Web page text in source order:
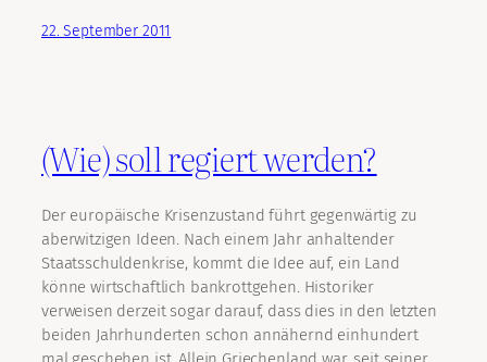
22. September 2011
(Wie) soll regiert werden?
Der europäische Krisenzustand führt gegenwärtig zu
aberwitzigen Ideen. Nach einem Jahr anhaltender
Staatsschuldenkrise, kommt die Idee auf, ein Land
könne wirtschaftlich bankrottgehen. Historiker
verweisen derzeit sogar darauf, dass dies in den letzten
beiden Jahrhunderten schon annähernd einhundert